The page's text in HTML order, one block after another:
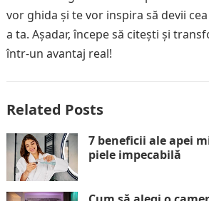
vor ghida și te vor inspira să devii
a ta. Așadar, începe să citești și
într-un avantaj real!
Related Posts
7 beneficii ale apei
piele impecabilă